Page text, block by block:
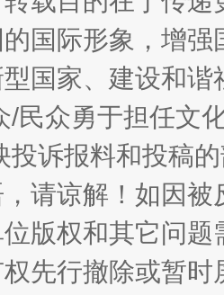
背后
国际形象，增
国家、建设和
/民众勇于担任文
投诉报料和投稿
请谅解！如因
版权和其它问题
先行撤除或暂